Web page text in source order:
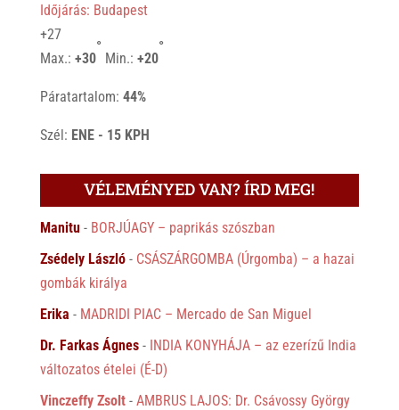
Időjárás: Budapest
+27
Max.: +30
°
Min.: +20
°
Páratartalom: 44%
Szél: ENE - 15 KPH
VÉLEMÉNYED VAN? ÍRD MEG!
Manitu- BORJÚAGY – paprikás szószban
Zsédely László- CSÁSZÁRGOMBA (Úrgomba) – a hazai
gombák királya
Erika - MADRIDI PIAC – Mercado de San Miguel
Dr. Farkas Ágnes- INDIA KONYHÁJA – az ezerízű India
változatos ételei (É-D)
Vinczeffy Zsolt- AMBRUS LAJOS: Dr. Csávossy György